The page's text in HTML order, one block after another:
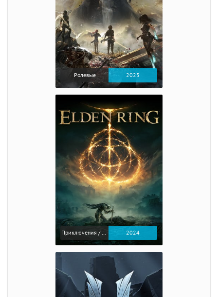
Ролевые 2025
Приключения / Экшен / Ролевые 2024